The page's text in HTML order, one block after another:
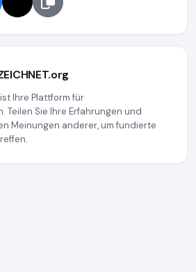
ist Ihre Plattform für
Teilen Sie Ihre Erfahrungen und
Meinungen anderer, um fundierte